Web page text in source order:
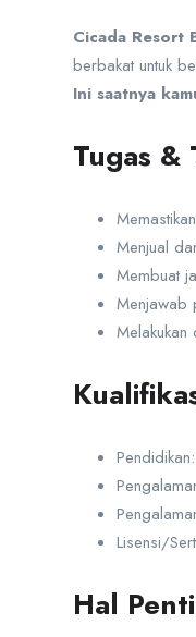
Cicada Resort
berbakat untuk
Ini saatnya
Tugas &
Menjual
Membuat
Menjawab
Lisensi/
Hal